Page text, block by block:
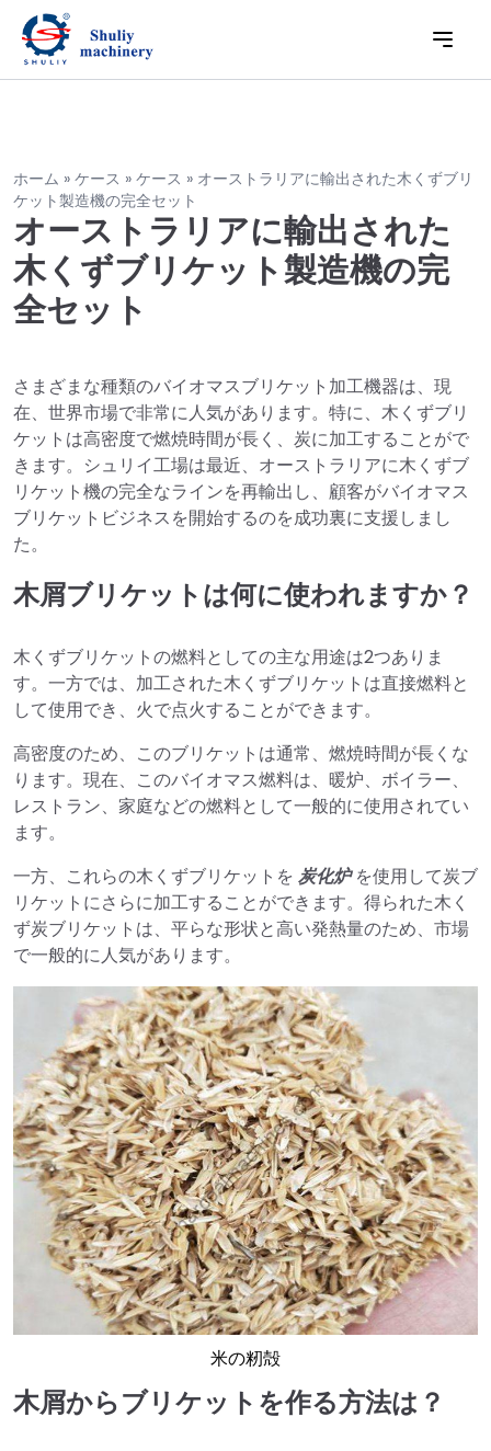
ホーム » ケース » ケース » オーストラリアに輸出された木くずブリ
ケット製造機の完全セット
オーストラリアに輸出された
木くずブリケット製造機の完
全セット
さまざまな種類のバイオマスブリケット加工機器は、現
在、世界市場で非常に人気があります。特に、木くずブリ
ケットは高密度で燃焼時間が長く、炭に加工することがで
きます。シュリイ工場は最近、オーストラリアに木くずブ
リケット機の完全なラインを再輸出し、顧客がバイオマス
ブリケットビジネスを開始するのを成功裏に支援しまし
た。
木屑ブリケットは何に使われますか？
木くずブリケットの燃料としての主な用途は2つありま
す。一方では、加工された木くずブリケットは直接燃料と
して使用でき、火で点火することができます。
高密度のため、このブリケットは通常、燃焼時間が長くな
ります。現在、このバイオマス燃料は、暖炉、ボイラー、
レストラン、家庭などの燃料として一般的に使用されてい
ます。
一方、これらの木くずブリケットを 炭化炉を使用して炭ブ
リケットにさらに加工することができます。得られた木く
ず炭ブリケットは、平らな形状と高い発熱量のため、市場
で一般的に人気があります。
米の籾殻
木屑からブリケットを作る方法は？